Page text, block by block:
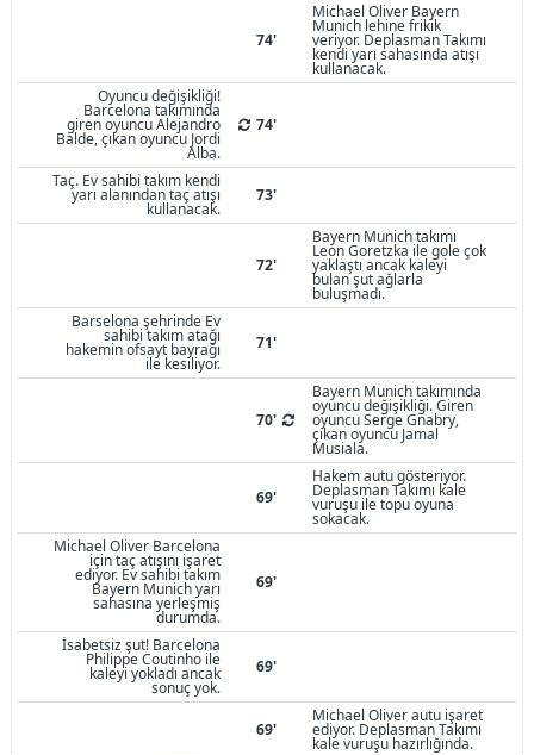
74'
Michael Oliver Bayern
Munich lehine frikik
veriyor. Deplasman Takımı
kendi yarı sahasında atışı
kullanacak.
Oyuncu değişikliği!
Barcelona takımında
giren oyuncu Alejandro
Balde, çıkan oyuncu Jordi
Alba.
74'
Taç. Ev sahibi takım kendi
yarı alanından taç atışı
kullanacak.
73'
72'
Bayern Munich takımı
Leon Goretzka ile gole çok
yaklaştı ancak kaleyi
bulan şut ağlarla
buluşmadı.
Barselona şehrinde Ev
sahibi takım atağı
hakemin ofsayt bayrağı
ile kesiliyor.
71'
70'
Bayern Munich takımında
oyuncu değişikliği. Giren
oyuncu Serge Gnabry,
çıkan oyuncu Jamal
Musiala.
69'
Hakem autu gösteriyor.
Deplasman Takımı kale
vuruşu ile topu oyuna
sokacak.
Michael Oliver Barcelona
için taç atışını işaret
ediyor. Ev sahibi takım
Bayern Munich yarı
sahasına yerleşmiş
durumda.
69'
İsabetsiz şut! Barcelona
Philippe Coutinho ile
kaleyi yokladı ancak
sonuç yok.
69'
69'
Michael Oliver autu işaret
ediyor. Deplasman Takımı
kale vuruşu hazırlığında.